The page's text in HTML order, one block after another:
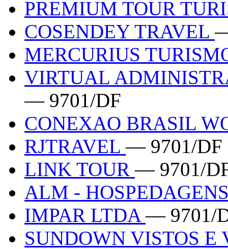
PREMIUM TOUR
COSENDEY TRAVEL
MERCURIUS
VIRTUAL
— 9701/DF
CONEXAO BRASIL
RJTRAVEL— 9701/DF
LINK TOUR— 9701/
ALM -
IMPAR LTDA— 9701/
SUNDOWN VISTOS